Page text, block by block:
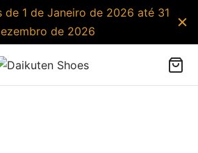
de 1 de Janeiro de 2026 até 31
de 2026